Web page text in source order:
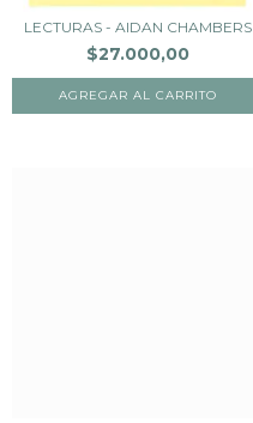
LECTURAS - AIDAN CHAMBERS
$27.000,00